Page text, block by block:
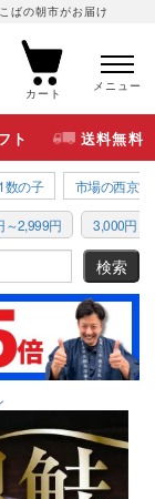
ばの朝市がお届け
カート
メニュー
ト 送料無料
数の子 市場の西京漬
～2,999円 3,000円～